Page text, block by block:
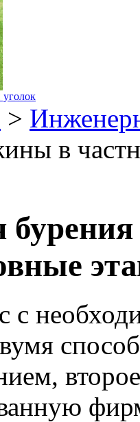
уголок
>
в
с